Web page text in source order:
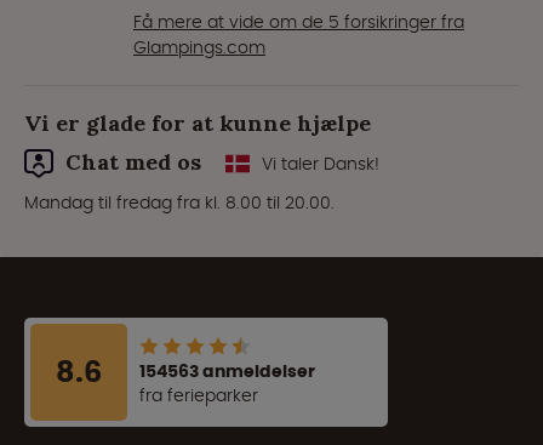
Få mere at vide om de 5 forsikringer fra
Glampings.com
Vi er glade for at kunne hjælpe
Chat med os
Vi taler Dansk!
Mandag til fredag fra kl. 8.00 til 20.00.
8.6
154563 anmeldelser
fra ferieparker